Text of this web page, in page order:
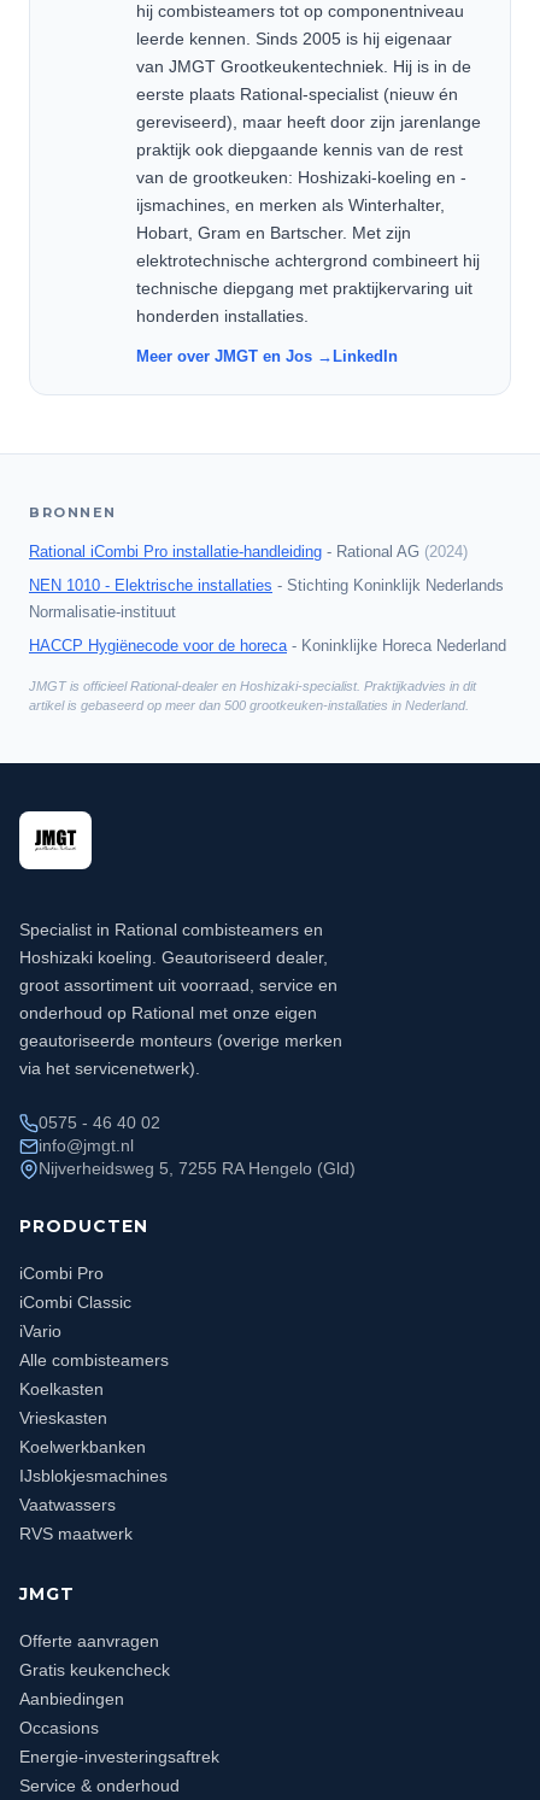
hij combisteamers tot op componentniveau
leerde kennen. Sinds 2005 is hij eigenaar
van JMGT Grootkeukentechniek. Hij is in de
eerste plaats Rational-specialist (nieuw én
gereviseerd), maar heeft door zijn jarenlange
praktijk ook diepgaande kennis van de rest
van de grootkeuken: Hoshizaki-koeling en -
ijsmachines, en merken als Winterhalter,
Hobart, Gram en Bartscher. Met zijn
elektrotechnische achtergrond combineert hij
technische diepgang met praktijkervaring uit
honderden installaties.
Meer over JMGT en Jos → LinkedIn
BRONNEN
Rational iCombi Pro installatie-handleiding - Rational AG (2024)
NEN 1010 - Elektrische installaties - Stichting Koninklijk Nederlands
Normalisatie-instituut
HACCP Hygiënecode voor de horeca- Koninklijke Horeca Nederland
JMGT is officieel Rational-dealer en Hoshizaki-specialist. Praktijkadvies in dit
artikel is gebaseerd op meer dan 500 grootkeuken-installaties in Nederland.
Specialist in Rational combisteamers en
Hoshizaki koeling. Geautoriseerd dealer,
groot assortiment uit voorraad, service en
onderhoud op Rational met onze eigen
geautoriseerde monteurs (overige merken
via het servicenetwerk).
0575 - 46 40 02
info@jmgt.nl
Nijverheidsweg 5, 7255 RA Hengelo (Gld)
PRODUCTEN
iCombi Pro
iCombi Classic
iVario
Alle combisteamers
Koelkasten
Vrieskasten
Koelwerkbanken
IJsblokjesmachines
Vaatwassers
RVS maatwerk
JMGT
Offerte aanvragen
Gratis keukencheck
Aanbiedingen
Occasions
Energie-investeringsaftrek
Service & onderhoud